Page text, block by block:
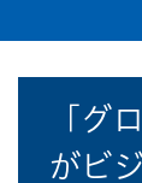
「グ
がビ